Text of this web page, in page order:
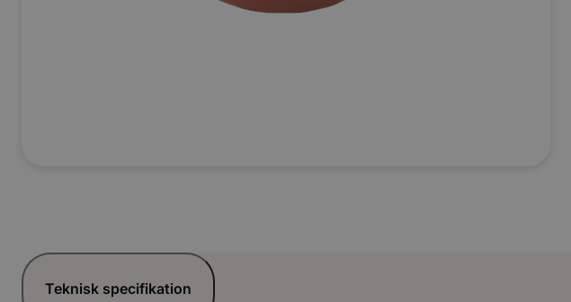
Teknisk specifikation